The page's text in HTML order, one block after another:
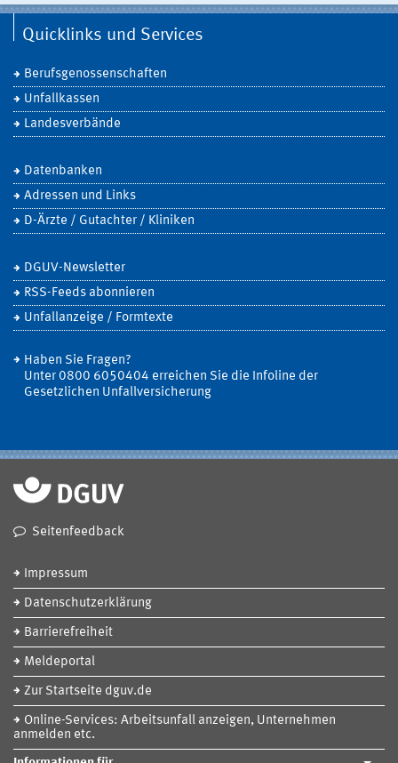
Quicklinks und Services
Berufsgenossenschaften
Unfallkassen
Landesverbände
Datenbanken
Adressen und Links
D-Ärzte / Gutachter / Kliniken
DGUV-Newsletter
RSS-Feeds abonnieren
Unfallanzeige / Formtexte
Haben Sie Fragen?
Unter 0800 6050404 erreichen Sie die Infoline der
Gesetzlichen Unfallversicherung
Seitenfeedback
Impressum
Datenschutzerklärung
Barrierefreiheit
Meldeportal
Zur Startseite dguv.de
Online-Services: Arbeitsunfall anzeigen, Unternehmen
anmelden etc.